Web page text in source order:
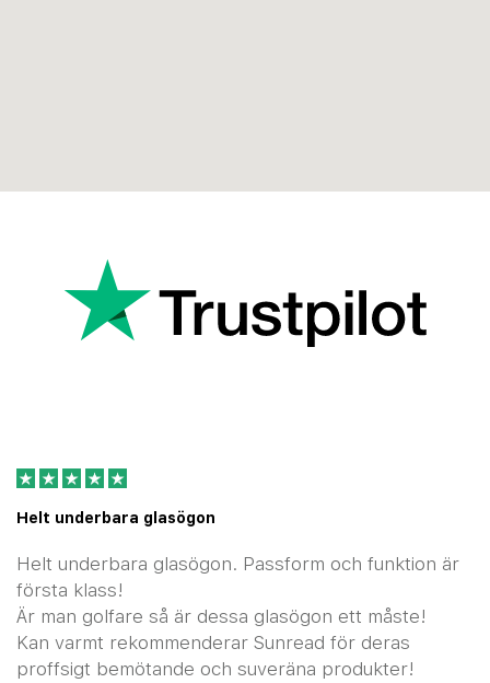
Helt underbara glasögon
Helt underbara glasögon. Passform och funktion är
första klass!
Är man golfare så är dessa glasögon ett måste!
Kan varmt rekommenderar Sunread för deras
proffsigt bemötande och suveräna produkter!